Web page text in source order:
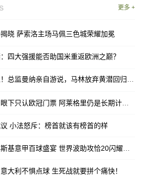
更多 +
晓 萨索洛主场马佩三色城荣耀加冕
四大强援能否助国米重返欧洲之巅？
总监曼纳亲自游说，马林放弃黄潜回归母队
只认欧冠门票 阿莱格里仍是长期计划核心
小法怒斥：榜首就该有榜首的样
意甲百球盛宴 世界波助攻恰20闪耀梅阿查
大利不惧点球 生死战就要拼个痛快！